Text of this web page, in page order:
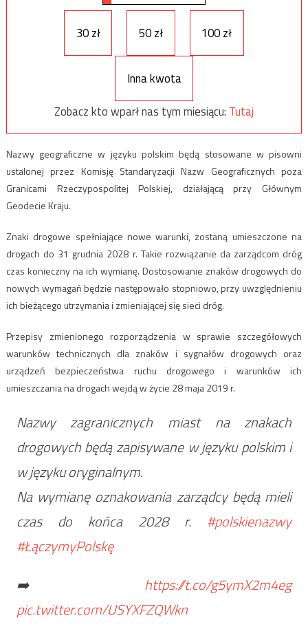
30 zł 50 zł 100 zł
Inna kwota
Zobacz kto wparł nas tym miesiącu: Tutaj
Nazwy geograficzne w języku polskim będą stosowane w pisowni
ustalonej przez Komisję Standaryzacji Nazw Geograficznych poza
Granicami Rzeczypospolitej Polskiej, działającą przy Głównym
Geodecie Kraju.
Znaki drogowe spełniające nowe warunki, zostaną umieszczone na
drogach do 31 grudnia 2028 r. Takie rozwiązanie da zarządcom dróg
czas konieczny na ich wymianę. Dostosowanie znaków drogowych do
nowych wymagań będzie następowało stopniowo, przy uwzględnieniu
ich bieżącego utrzymania i zmieniającej się sieci dróg.
Przepisy zmienionego rozporządzenia w sprawie szczegółowych
warunków technicznych dla znaków i sygnałów drogowych oraz
urządzeń bezpieczeństwa ruchu drogowego i warunków ich
umieszczania na drogach wejdą w życie 28 maja 2019 r.
Nazwy zagranicznych miast na znakach
drogowych będą zapisywane w języku polskim i
w języku oryginalnym.
Na wymianę oznakowania zarządcy będą mieli
czas do końca 2028 r. #polskienazwy
#ŁączymyPolskę
➡️ https://t.co/g5ymX2m4eg
pic.twitter.com/USYXFZQWkn